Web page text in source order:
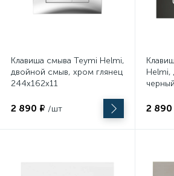
Клавиша смыва Teymi Helmi,
двойной смыв, хром глянец T70202CH
244х162х11
2 890 ₽ /шт
Helmi,
2 890